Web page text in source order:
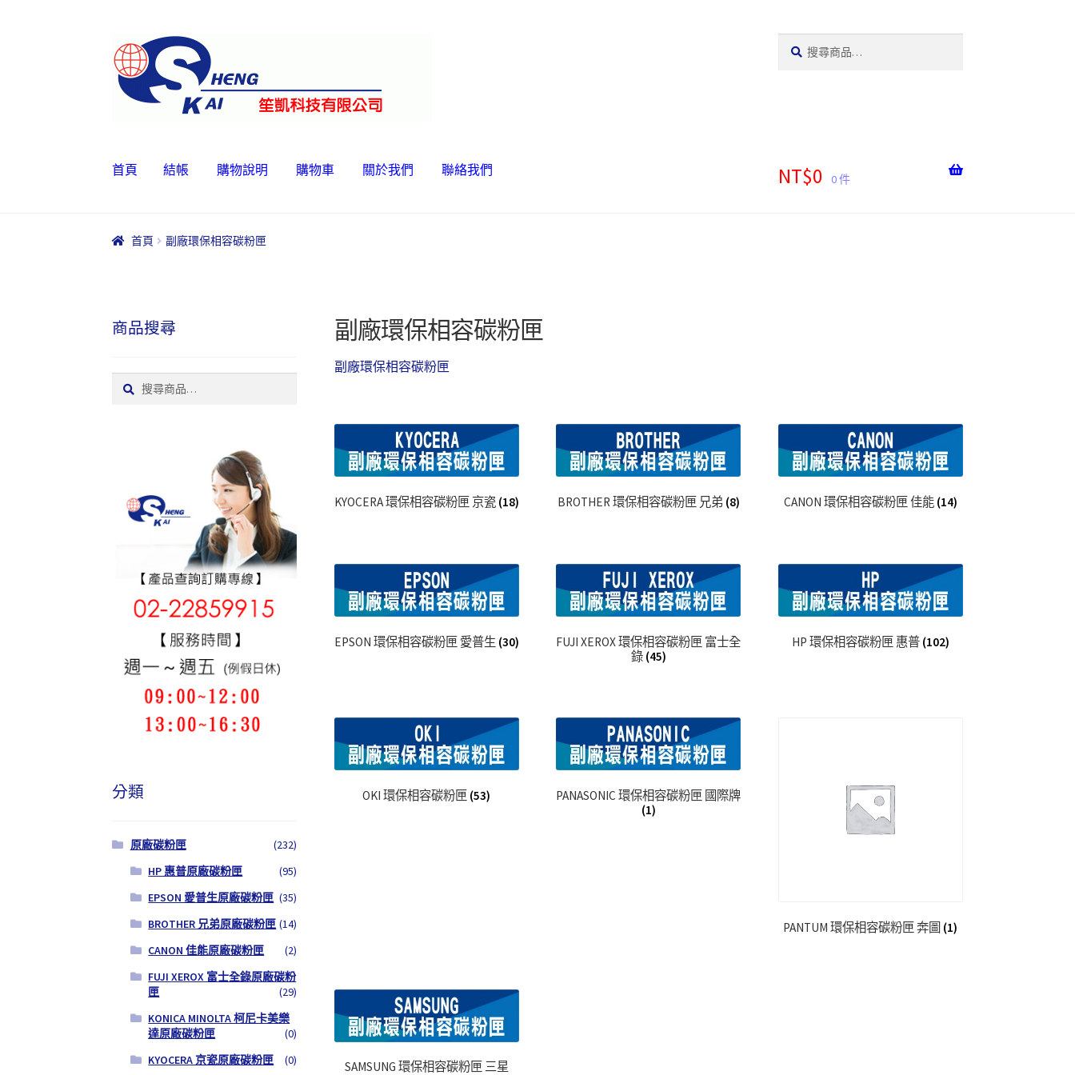
略
過
導
跳
至
內
首頁 結帳 購物說明 購物車 關於我們 聯絡我們 NT$0 0 件
首頁 副廠環保相容碳粉匣
副廠環保相容碳粉匣
副廠環保相容碳粉匣
KYOCERA 環保相容碳粉匣 京瓷 (18) BROTHER 環保相容碳粉匣 兄弟 (8) CANON 環保相容碳粉匣 佳能 (14)
EPSON 環保相容碳粉匣 愛普生 (30)
FUJI XEROX 環保相容碳粉匣 富士全
錄 (45)
HP 環保相容碳粉匣 惠普 (102)
OKI 環保相容碳粉匣 (53)
PANASONIC 環保相容碳粉匣 國際牌
(1)
PANTUM 環保相容碳粉匣 奔圖 (1)
SAMSUNG 環保相容碳粉匣 三星
商品搜尋
分類
原廠碳粉匣
(232)
HP 惠普原廠碳粉匣
(95)
EPSON 愛普生原廠碳粉匣 (35)
BROTHER 兄弟原廠碳粉匣 (14)
CANON 佳能原廠碳粉匣
(2)
FUJI XEROX 富士全錄原廠碳粉
匣
(29)
KONICA MINOLTA 柯尼卡美樂
達原廠碳粉匣
(0)
KYOCERA 京瓷原廠碳粉匣
(0)